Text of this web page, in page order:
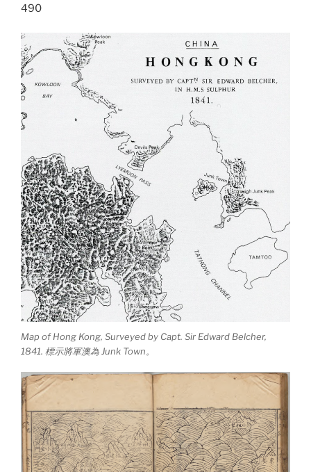
490
Map of Hong Kong, Surveyed by Capt. Sir Edward Belcher,
1841. 標示將軍澳為 Junk Town。